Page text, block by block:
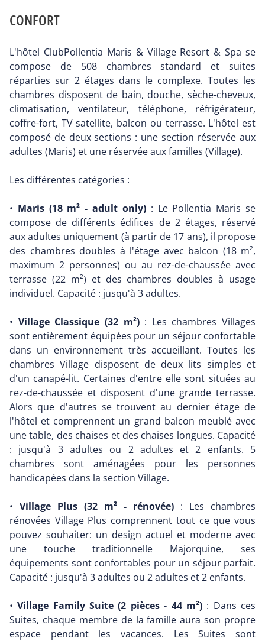
CONFORT
L'hôtel ClubPollentia Maris & Village Resort & Spa se
compose de 508 chambres standard et suites
réparties sur 2 étages dans le complexe. Toutes les
chambres disposent de bain, douche, sèche-cheveux,
climatisation, ventilateur, téléphone, réfrigérateur,
coffre-fort, TV satellite, balcon ou terrasse. L'hôtel est
composé de deux sections : une section réservée aux
adultes (Maris) et une réservée aux familles (Village).
Les différentes catégories :
• Maris (18 m² - adult only): Le Pollentia Maris se
compose de différents édifices de 2 étages, réservé
aux adultes uniquement (à partir de 17 ans), il propose
des chambres doubles à l'étage avec balcon (18 m²,
maximum 2 personnes) ou au rez-de-chaussée avec
terrasse (22 m²) et des chambres doubles à usage
individuel. Capacité : jusqu'à 3 adultes.
• Village Classique (32 m²): Les chambres Villages
sont entièrement équipées pour un séjour confortable
dans un environnement très accueillant. Toutes les
chambres Village disposent de deux lits simples et
d'un canapé-lit. Certaines d'entre elle sont situées au
rez-de-chaussée et disposent d'une grande terrasse.
Alors que d'autres se trouvent au dernier étage de
l'hôtel et comprennent un grand balcon meublé avec
une table, des chaises et des chaises longues. Capacité
: jusqu'à 3 adultes ou 2 adultes et 2 enfants. 5
chambres sont aménagées pour les personnes
handicapées dans la section Village.
• Village Plus (32 m² - rénovée) : Les chambres
rénovées Village Plus comprennent tout ce que vous
pouvez souhaiter: un design actuel et moderne avec
une touche traditionnelle Majorquine, ses
équipements sont confortables pour un séjour parfait.
Capacité : jusqu'à 3 adultes ou 2 adultes et 2 enfants.
•Village Family Suite (2 pièces - 44 m²): Dans ces
Suites, chaque membre de la famille aura son propre
espace pendant les vacances. Les Suites sont